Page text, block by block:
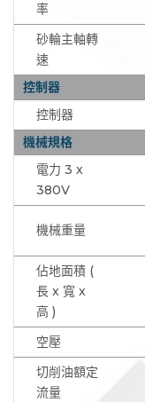
率
砂輪主軸轉
速
控制器
控制器
機械規格
電力 3 x
380V
機械重量
佔地面積 (
長 x 寬 x
高 )
空壓
切削油額定
流量